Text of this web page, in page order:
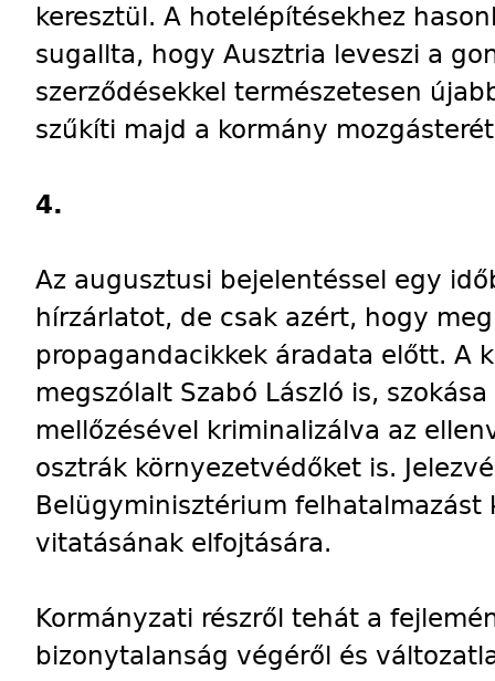
keresztül. A hotelépítésekhez
sugallta, hogy Ausztria leveszi a
szerződésekkel természetesen
szűkíti majd a kormány
4.
Az augusztusi bejelentéssel egy
hírzárlatot, de csak azért, hogy
propagandacikkek áradata előtt. A
megszólalt Szabó László is,
mellőzésével kriminalizálva az
osztrák környezetvédőket is.
Belügyminisztérium felhatalmazást
vitatásának elfojtására.
Kormányzati részről tehát a
bizonytalanság végéről és